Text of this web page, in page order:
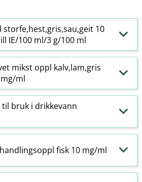
storfe,hest,gris,sau,geit 10
IE/100 ml/3 g/100 ml
mikst oppl kalv,lam,gris
ml
bruk i drikkevann
fisk 10 mg/ml